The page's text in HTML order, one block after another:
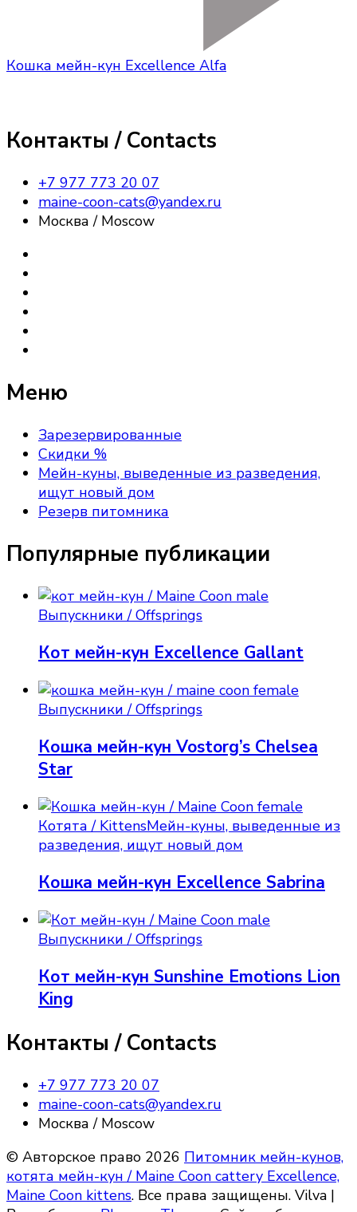
Кошка мейн-кун Excellence Alfa
Контакты / Contacts
+7 977 773 20 07
maine-coon-cats@yandex.ru
Москва / Moscow
Меню
Зарезервированные
Скидки %
Мейн-куны, выведенные из разведения,
ищут новый дом
Резерв питомника
Популярные публикации
Выпускники / Offsprings
Кот мейн-кун Excellence Gallant
Выпускники / Offsprings
Кошка мейн-кун Vostorg’s Chelsea
Star
Котята / KittensМейн-куны, выведенные из
разведения, ищут новый дом
Кошка мейн-кун Excellence Sabrina
Выпускники / Offsprings
Кот мейн-кун Sunshine Emotions Lion
King
Контакты / Contacts
+7 977 773 20 07
maine-coon-cats@yandex.ru
Москва / Moscow
© Авторское право 2026 Питомник мейн-кунов,
котята мейн-кун / Maine Coon cattery Excellence,
Maine Coon kittens. Все права защищены. Vilva |